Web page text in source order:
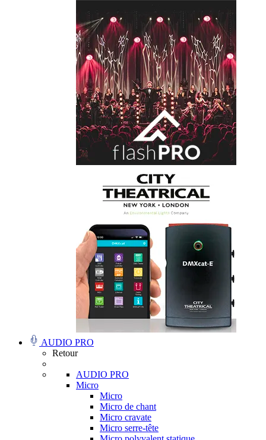
AUDIO PRO
Retour
AUDIO PRO
Micro
Micro
Micro de chant
Micro cravate
Micro serre-tête